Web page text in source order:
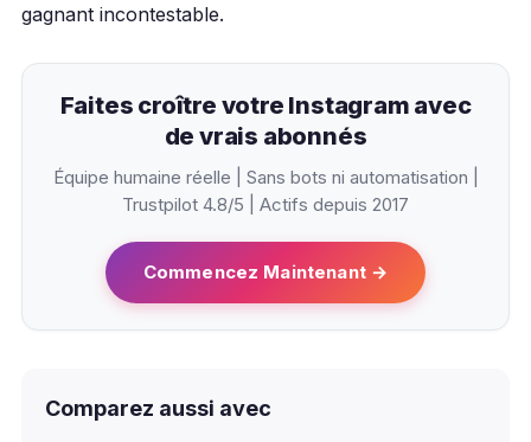
gagnant incontestable.
Faites croître votre Instagram avec
de vrais abonnés
Équipe humaine réelle | Sans bots ni automatisation |
Trustpilot 4.8/5 | Actifs depuis 2017
Commencez Maintenant →
Comparez aussi avec